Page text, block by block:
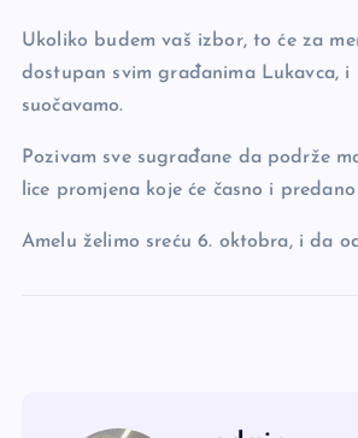
Ukoliko budem vaš izbor, to će za
dostupan svim građanima Lukavca,
suočavamo.
Pozivam sve sugrađane da podrže
lice promjena koje će časno i
Amelu želimo sreću 6. oktobra, i da